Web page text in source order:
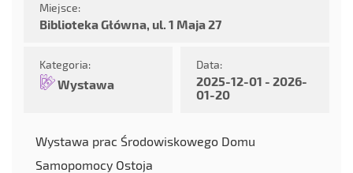
Miejsce:
Biblioteka Główna, ul. 1 Maja 27
Kategoria:
Wystawa
Data:
2025-12-01 - 2026-
01-20
Wystawa prac Środowiskowego Domu
Samopomocy Ostoja